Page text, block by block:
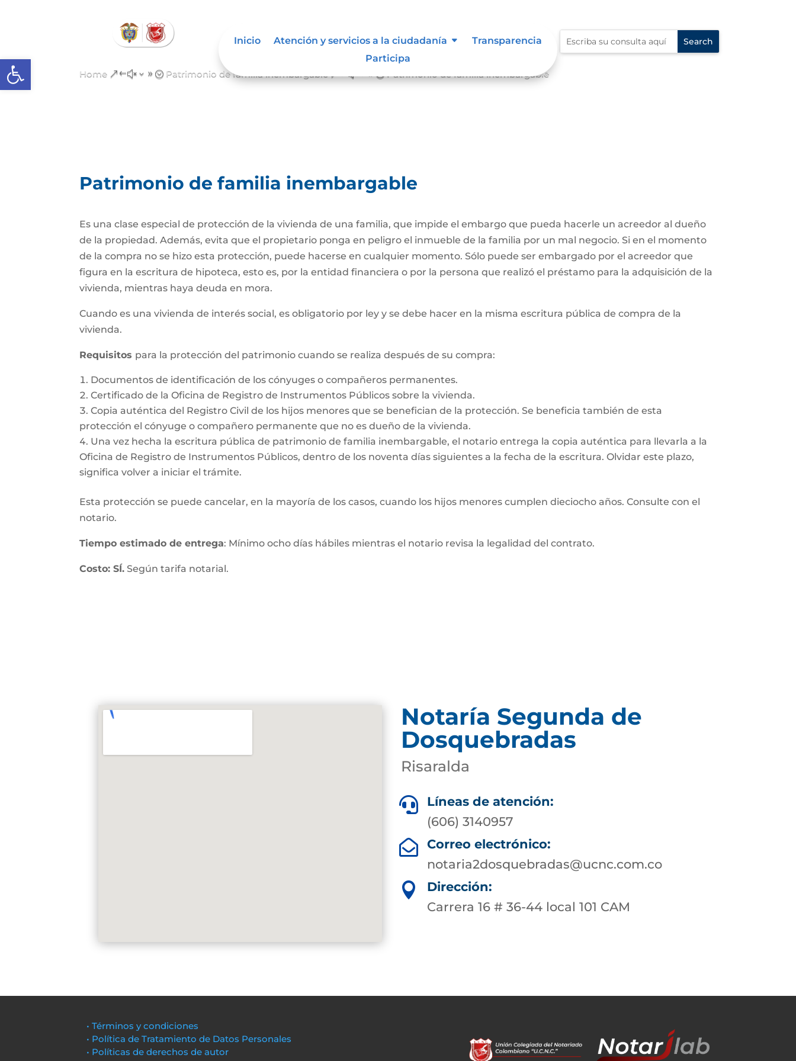
Open toolbar
Inicio Atención y servicios a la ciudadanía
Transparencia
Participa
Home &#x39; Patrimonio de familia inembargable Patrimonio de familia inembargable
Patrimonio de familia inembargable
Es una clase especial de protección de la vivienda de una familia, que impide el embargo que pueda hacerle un acreedor al dueño
de la propiedad. Además, evita que el propietario ponga en peligro el inmueble de la familia por un mal negocio. Si en el momento
de la compra no se hizo esta protección, puede hacerse en cualquier momento. Sólo puede ser embargado por el acreedor que
figura en la escritura de hipoteca, esto es, por la entidad financiera o por la persona que realizó el préstamo para la adquisición de la
vivienda, mientras haya deuda en mora.
Cuando es una vivienda de interés social, es obligatorio por ley y se debe hacer en la misma escritura pública de compra de la
vivienda.
Requisitos para la protección del patrimonio cuando se realiza después de su compra:
Documentos de identificación de los cónyuges o compañeros permanentes.
Certificado de la Oficina de Registro de Instrumentos Públicos sobre la vivienda.
Copia auténtica del Registro Civil de los hijos menores que se benefician de la protección. Se beneficia también de esta
protección el cónyuge o compañero permanente que no es dueño de la vivienda.
Una vez hecha la escritura pública de patrimonio de familia inembargable, el notario entrega la copia auténtica para llevarla a la
Oficina de Registro de Instrumentos Públicos, dentro de los noventa días siguientes a la fecha de la escritura. Olvidar este plazo,
significa volver a iniciar el trámite.
Esta protección se puede cancelar, en la mayoría de los casos, cuando los hijos menores cumplen dieciocho años. Consulte con el
notario.
Tiempo estimado de entrega: Mínimo ocho días hábiles mientras el notario revisa la legalidad del contrato.
Costo: SÍ. Según tarifa notarial.
Notaría Segunda de
Dosquebradas
Risaralda

Líneas de atención:
(606) 3140957

Correo electrónico:
notaria2dosquebradas@ucnc.com.co

Dirección:
Carrera 16 # 36-44 local 101 CAM
• Términos y condiciones
• Política de Tratamiento de Datos Personales
• Políticas de derechos de autor